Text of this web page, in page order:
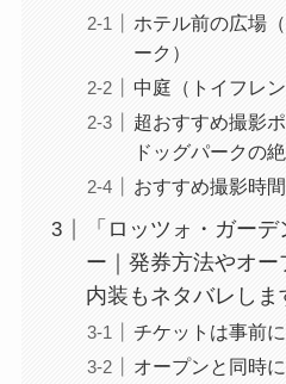
ホテル前の広場
ーク）
中庭（トイフレ
超おすすめ撮影
ドッグパークの
おすすめ撮影時
「ロッツォ・ガー
ー｜発券方法やオー
内装もネタバレしま
チケットは事前
オープンと同時